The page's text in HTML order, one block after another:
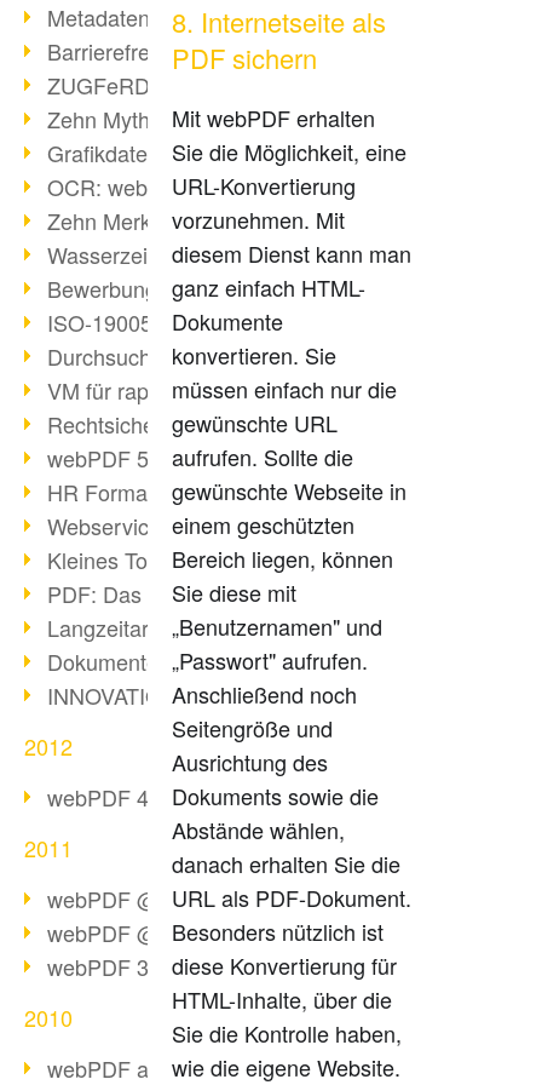
Metadaten in PDF-Dateien
Barrierefreiheit mit PDF/UA
ZUGFeRD: E-Rechnung erklärt
Zehn Mythen über PDF/A
Grafikdateien mit webPDF erstellen
OCR: webPDF wandelt Grafiken
Zehn Merksätze des BITKOM
Wasserzeichen im PDF
Bewerbung als PDF gestalten
ISO-19005 kompakt
Durchsuchbare PDF erstellen
VM für rapid deployment
Rechtsicherheit - Digitale Signatur
webPDF 5 Feedback umgesetzt
HR Formatvereinheitlichung
Webservices für Software-Entwickler
Kleines Tool, große Wirkung
PDF: Das Format für alle Fälle
Langzeitarchivierung mit PDF/A
Dokumente im Browser konvertieren
INNOVATIONSPREIS-IT 2013
2012
webPDF 4.0 steht zur Verfügung!
2011
webPDF @ DMS EXPO Resümee
webPDF @ DMS Expo 2011
webPDF 3.0 steht bereit!
2010
webPDF als 64bit-Edition
8. Internetseite als
PDF sichern
Mit webPDF erhalten
Sie die Möglichkeit, eine
URL-Konvertierung
vorzunehmen. Mit
diesem Dienst kann man
ganz einfach HTML-
Dokumente
konvertieren. Sie
müssen einfach nur die
gewünschte URL
aufrufen. Sollte die
gewünschte Webseite in
einem geschützten
Bereich liegen, können
Sie diese mit
„Benutzernamen" und
„Passwort" aufrufen.
Anschließend noch
Seitengröße und
Ausrichtung des
Dokuments sowie die
Abstände wählen,
danach erhalten Sie die
URL als PDF-Dokument.
Besonders nützlich ist
diese Konvertierung für
HTML-Inhalte, über die
Sie die Kontrolle haben,
wie die eigene Website.